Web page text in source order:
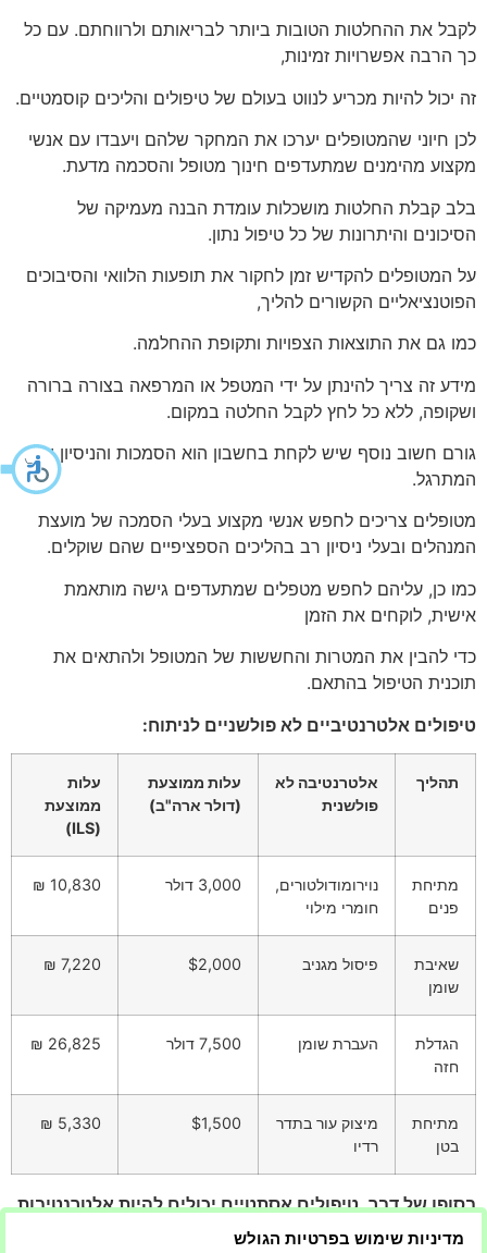
לקבל את ההחלטות הטובות ביותר לבריאותם ולרווחתם. עם כל
כך הרבה אפשרויות זמינות,
זה יכול להיות מכריע לנווט בעולם של טיפולים והליכים קוסמטיים.
לכן חיוני שהמטופלים יערכו את המחקר שלהם ויעבדו עם אנשי
מקצוע מהימנים שמתעדפים חינוך מטופל והסכמה מדעת.
בלב קבלת החלטות מושכלות עומדת הבנה מעמיקה של
הסיכונים והיתרונות של כל טיפול נתון.
על המטופלים להקדיש זמן לחקור את תופעות הלוואי והסיבוכים
הפוטנציאליים הקשורים להליך,
כמו גם את התוצאות הצפויות ותקופת ההחלמה.
מידע זה צריך להינתן על ידי המטפל או המרפאה בצורה ברורה
ושקופה, ללא כל לחץ לקבל החלטה במקום.
גורם חשוב נוסף שיש לקחת בחשבון הוא הסמכות והניסיון של
המתרגל.
מטופלים צריכים לחפש אנשי מקצוע בעלי הסמכה של מועצת
המנהלים ובעלי ניסיון רב בהליכים הספציפיים שהם שוקלים.
כמו כן, עליהם לחפש מטפלים שמתעדפים גישה מותאמת
אישית, לוקחים את הזמן
כדי להבין את המטרות והחששות של המטופל ולהתאים את
תוכנית הטיפול בהתאם.
טיפולים אלטרנטיביים לא פולשניים לניתוח:
תהליך
אלטרנטיבה לא
פולשנית
עלות ממוצעת
(דולר ארה"ב)
עלות
ממוצעת
(ILS)
מתיחת
פנים
נוירומודולטורים,
חומרי מילוי
3,000 דולר 10,830 ₪
שאיבת
שומן
פיסול מגניב $2,000
7,220 ₪
הגדלת
חזה
העברת שומן 7,500 דולר 26,825 ₪
מתיחת
בטן
מיצוק עור בתדר
רדיו
$1,500
5,330 ₪
בסופו של דבר, טיפולים אסתטיים יכולים להיות אלטרנטיבות
יעילות ביותר לניתוח במקרים רבים,
מדיניות שימוש בפרטיות הגולש